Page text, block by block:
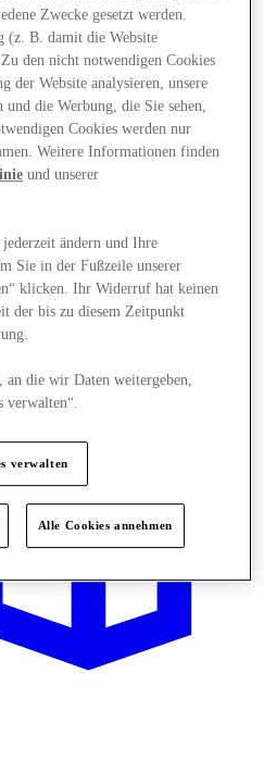
Zwecke gesetzt werden.
(z. B. damit die Website
den nicht notwendigen Cookies
der Website analysieren, unsere
und die Werbung, die Sie sehen,
Cookies werden nur
Weitere Informationen finden
und unserer
ändern und Ihre
Sie in der Fußzeile unserer
klicken. Ihr Widerruf hat keinen
der bis zu diesem Zeitpunkt
die wir Daten weitergeben,
verwalten“.
verwalten
Alle Cookies annehmen